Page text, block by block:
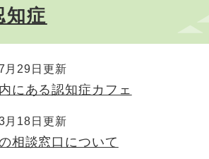
知症
月29日更新
にある認知症カフェ
月18日更新
相談窓口について